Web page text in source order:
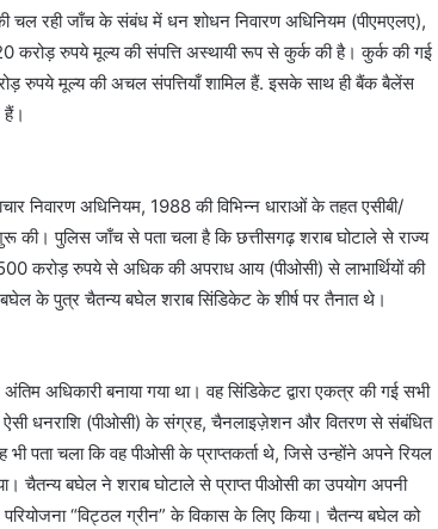
की चल रही जाँच के संबंध में धन शोधन निवारण अधिनियम (पीएमएलए),
रुपये मूल्य की संपत्ति अस्थायी रूप से कुर्क की है। कुर्क की गई
रुपये मूल्य की अचल संपत्तियाँ शामिल हैं. इसके साथ ही बैंक बैलेंस
निवारण अधिनियम, 1988 की विभिन्न धाराओं के तहत एसीबी/
की। पुलिस जाँच से पता चला है कि छत्तीसगढ़ शराब घोटाले से राज्य
करोड़ रुपये से अधिक की अपराध आय (पीओसी) से लाभार्थियों की
के पुत्र चैतन्य बघेल शराब सिंडिकेट के शीर्ष पर तैनात थे।
अधिकारी बनाया गया था। वह सिंडिकेट द्वारा एकत्र की गई सभी
ऐसी धनराशि (पीओसी) के संग्रह, चैनलाइज़ेशन और वितरण से संबंधित
पता चला कि वह पीओसी के प्राप्तकर्ता थे, जिसे उन्होंने अपने रियल
चैतन्य बघेल ने शराब घोटाले से प्राप्त पीओसी का उपयोग अपनी
“विट्ठल ग्रीन” के विकास के लिए किया। चैतन्य बघेल को